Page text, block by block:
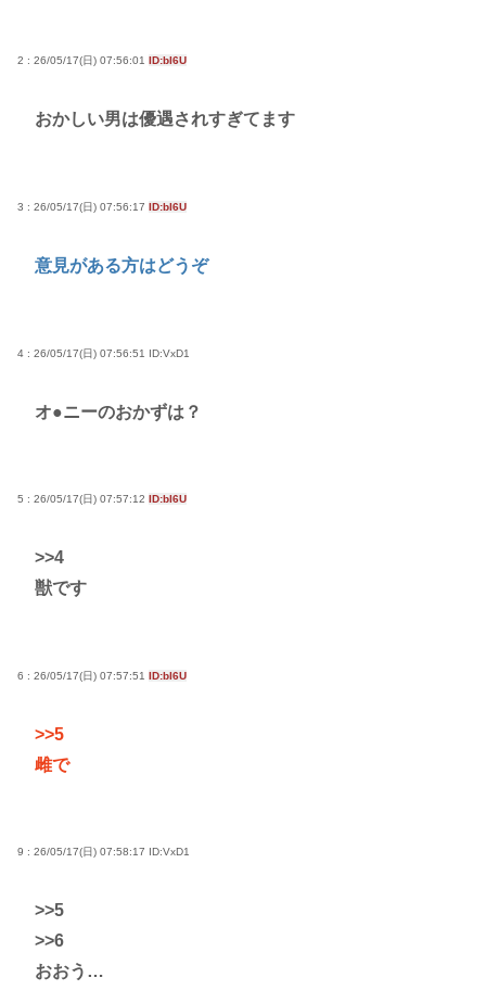
まだ現役なの凄いよな。今の歌手が30年後にやれて
される その名も「ゆーあーすらっがー」
サイン入りドラム・スティックをプレゼントw
ガチで “ママ” ブーム来てるよな
【高市動画】こういうオスガキってどうやったら産
中国のメスガキ、民度が終わりすぎてる
Powered by livedoor 相互RSS
2 : 26/05/17(日) 07:56:01 ID:bI6U
おかしい男は優遇されすぎてます
3 : 26/05/17(日) 07:56:17 ID:bI6U
意見がある方はどうぞ
4 : 26/05/17(日) 07:56:51 ID:VxD1
オ●ニーのおかずは？
5 : 26/05/17(日) 07:57:12 ID:bI6U
>>4
獣です
6 : 26/05/17(日) 07:57:51 ID:bI6U
>>5
雌で
9 : 26/05/17(日) 07:58:17 ID:VxD1
>>5
>>6
おおう…